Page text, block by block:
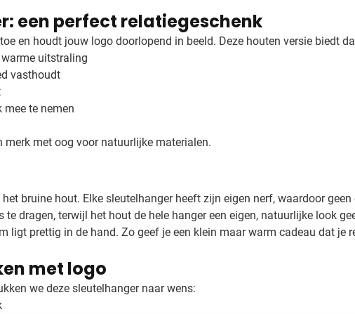
een perfect relatiegeschenk
en houdt jouw logo doorlopend in beeld. Deze houten versie biedt
uitstraling
vasthoudt
te nemen
merk met oog voor natuurlijke materialen.
bruine hout. Elke sleutelhanger heeft zijn eigen nerf, waardoor
te dragen, terwijl het hout de hele hanger een eigen, natuurlijke look
ligt prettig in de hand. Zo geef je een klein maar warm cadeau dat je
met logo
we deze sleutelhanger naar wens: